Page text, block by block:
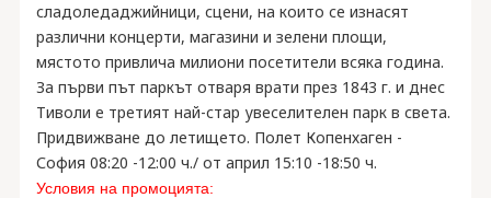
сладоледаджийници, сцени, на които се изнасят
различни концерти, магазини и зелени площи,
мястото привлича милиони посетители всяка година.
За първи път паркът отваря врати през 1843 г. и днес
Тиволи е третият най-стар увеселителен парк в света.
Придвижване до летището. Полет Копенхаген -
София 08:20 -12:00 ч./ от април 15:10 -18:50 ч.
Условия на промоцията: